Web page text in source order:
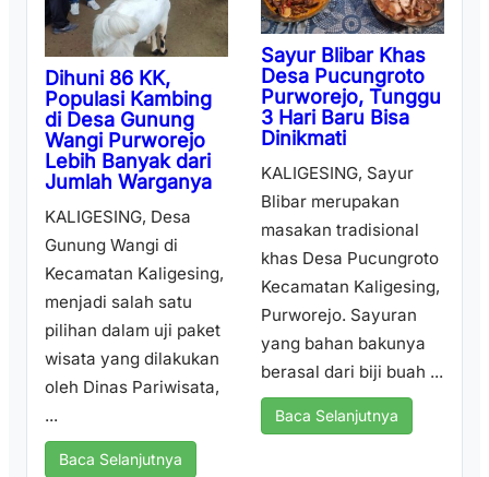
Dihuni 86 KK,
Populasi Kambing
di Desa Gunung
Wangi Purworejo
Lebih Banyak dari
Jumlah Warganya
KALIGESING, Desa
Gunung Wangi di
Kecamatan Kaligesing,
menjadi salah satu
pilihan dalam uji paket
wisata yang dilakukan
oleh Dinas Pariwisata,
...
Baca Selanjutnya
Sayur Blibar Khas
Desa Pucungroto
Purworejo, Tunggu
3 Hari Baru Bisa
Dinikmati
KALIGESING, Sayur
Blibar merupakan
masakan tradisional
khas Desa Pucungroto
Kecamatan Kaligesing,
Purworejo. Sayuran
yang bahan bakunya
berasal dari biji buah ...
Baca Selanjutnya